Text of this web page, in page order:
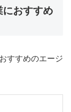
におすすめ
すすめのエージ